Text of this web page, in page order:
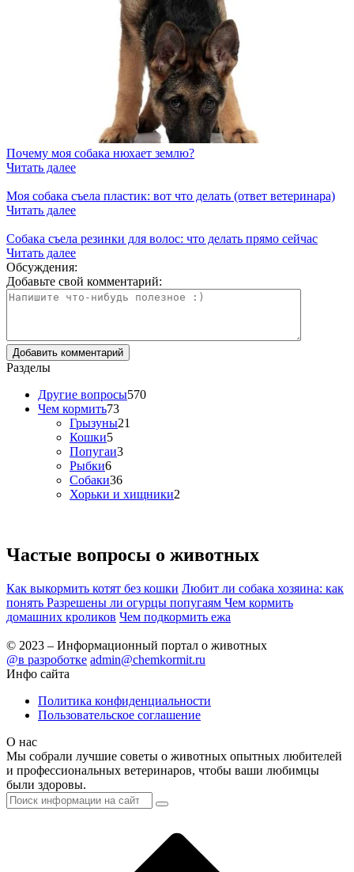
Почему моя собака нюхает землю?
Читать далее
Моя собака съела пластик: вот что делать (ответ ветеринара)
Читать далее
Собака съела резинки для волос: что делать прямо сейчас
Читать далее
Обсуждения:
Добавьте свой комментарий:
Разделы
Другие вопросы570
Чем кормить73
Грызуны21
Кошки5
Попугаи3
Рыбки6
Собаки36
Хорьки и хищники2
Частые вопросы о животных
Как выкормить котят без кошки Любит ли собака хозяина: как
понять Разрешены ли огурцы попугаям Чем кормить
домашних кроликов Чем подкормить ежа
© 2023 – Информационный портал о животных
@в разроботке admin@chemkormit.ru
Инфо сайта
Политика конфиденциальности
Пользовательское соглашение
О нас
Мы собрали лучшие советы о животных опытных любителей
и профессиональных ветеринаров, чтобы ваши любимцы
были здоровы.